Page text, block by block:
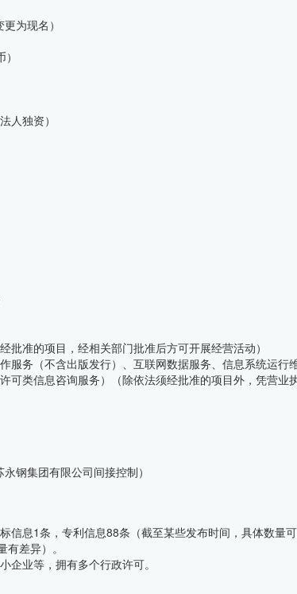
为现名）
人独资）
准的项目，经相关部门批准后方可开展经营活动）
服务（不含出版发行）、互联网数据服务、信息系统运行
可类信息咨询服务）（除依法须经批准的项目外，凭营业
钢集团有限公司间接控制）
信息1条，专利信息88条（截至某些发布时间，具体数量
差异）。
企业等，拥有多个行政许可。